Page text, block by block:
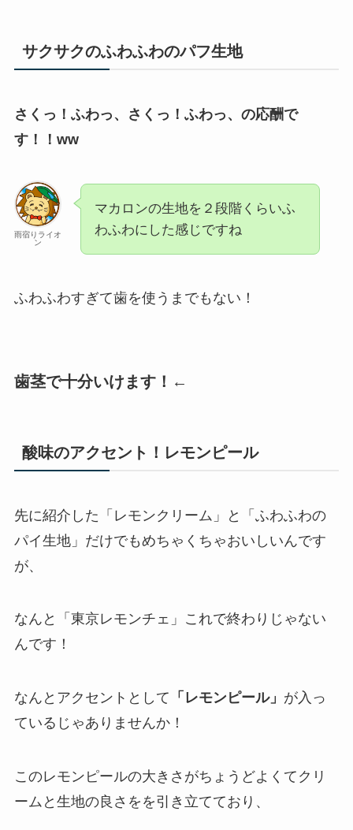
サクサクのふわふわのパフ生地
さくっ！ふわっ、さくっ！ふわっ、の応酬で
す！！ww
雨宿りライオ
ン
マカロンの生地を２段階くらいふ
わふわにした感じですね
ふわふわすぎて歯を使うまでもない！
歯茎で十分いけます！ ←
酸味のアクセント！レモンピール
先に紹介した「レモンクリーム」と「ふわふわの
パイ生地」だけでもめちゃくちゃおいしいんです
が、
なんと「東京レモンチェ」これで終わりじゃない
んです！
なんとアクセントとして 「レモンピール」 が入っ
ているじゃありませんか！
このレモンピールの大きさがちょうどよくてクリ
ームと生地の良さをを引き立てており、